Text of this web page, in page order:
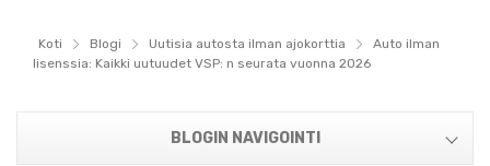
Koti Blogi Uutisia autosta ilman ajokorttia
Auto ilman
lisenssia: Kaikki uutuudet VSP: n seurata vuonna 2026
BLOGIN NAVIGOINTI